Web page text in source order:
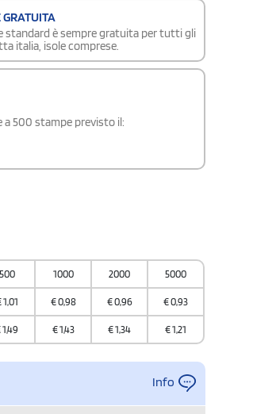
standard è sempre gratuita per tutti gli
italia, isole comprese.
500 stampe previsto il:
500 1000 2000 5000
1,01 €0,98 €0,96 €0,93
1,49 €1,43 €1,34 €1,21
Info